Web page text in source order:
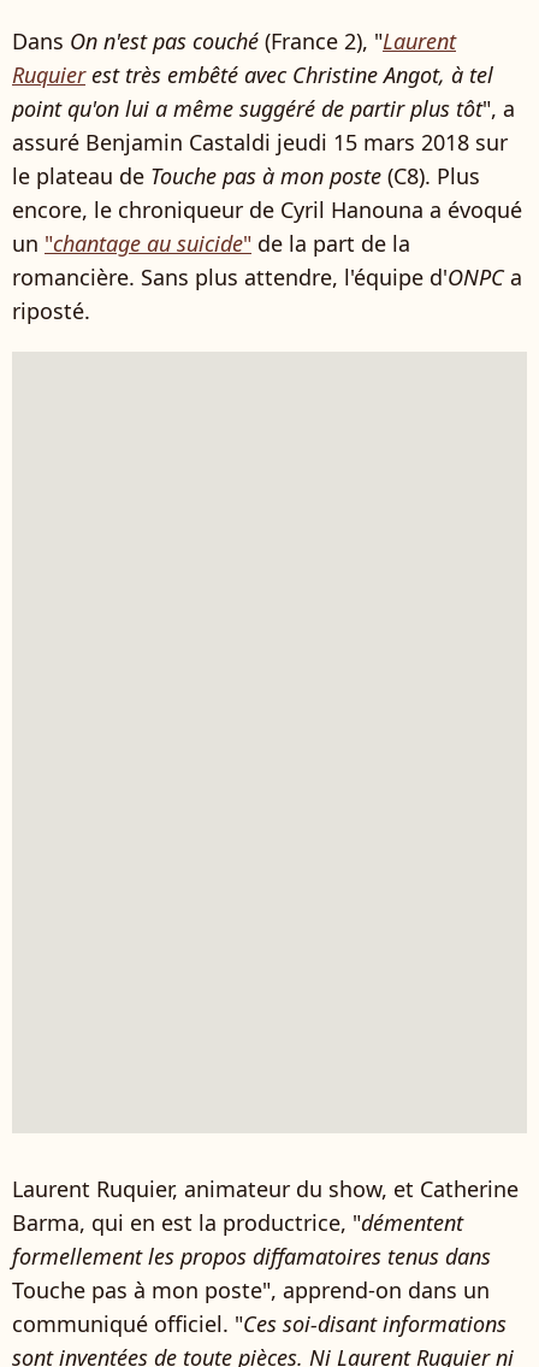
Dans On n'est pas couché (France 2), "Laurent
Ruquierest très embêté avec Christine Angot, à tel
point qu'on lui a même suggéré de partir plus tôt", a
assuré Benjamin Castaldi jeudi 15 mars 2018 sur
le plateau de Touche pas à mon poste (C8). Plus
encore, le chroniqueur de Cyril Hanouna a évoqué
un "chantage au suicide" de la part de la
romancière. Sans plus attendre, l'équipe d'ONPCa
riposté.
Laurent Ruquier, animateur du show, et Catherine
Barma, qui en est la productrice, "démentent
formellement les propos diffamatoires tenus dans
Touche pas à mon poste", apprend-on dans un
communiqué officiel. "Ces soi-disant informations
sont inventées de toute pièces. Ni Laurent Ruquier ni